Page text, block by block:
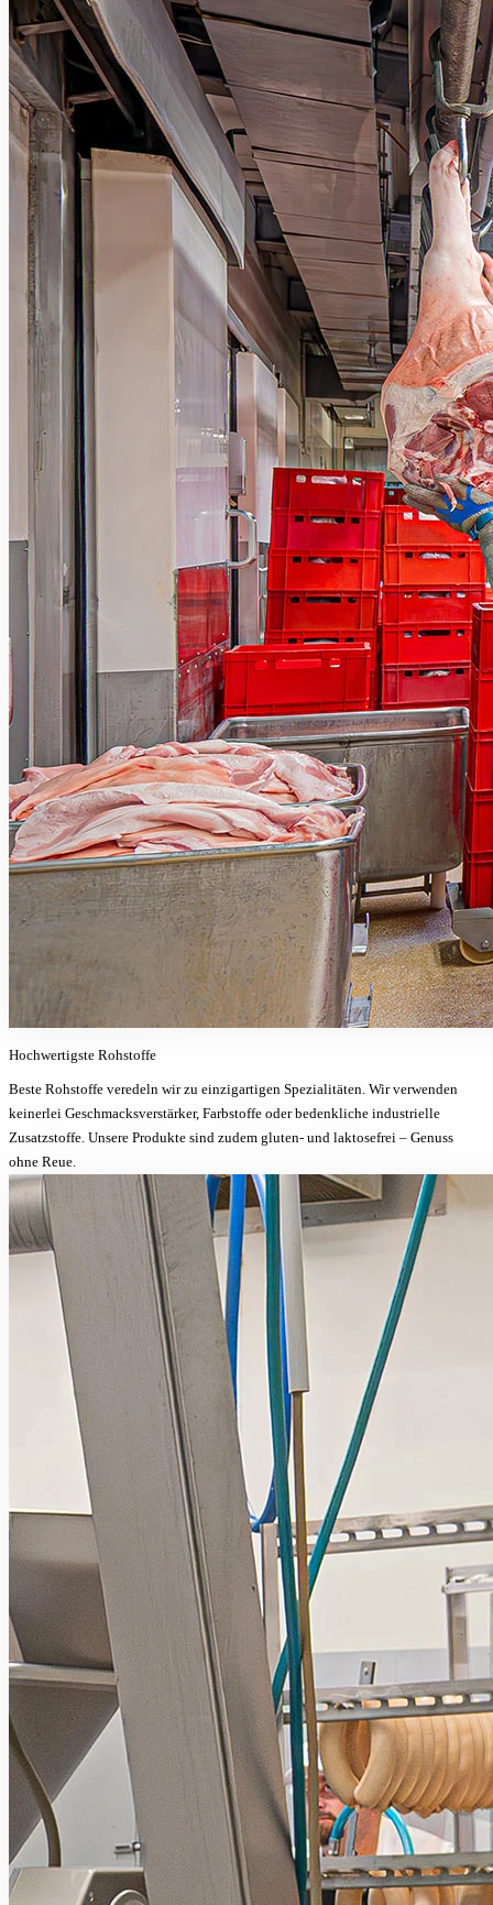
Hochwertigste Rohstoffe
Beste Rohstoffe veredeln wir zu einzigartigen Spezialitäten. Wir verwenden
keinerlei Geschmacksverstärker, Farbstoffe oder bedenkliche industrielle
Zusatzstoffe. Unsere Produkte sind zudem gluten- und laktosefrei – Genuss
ohne Reue.